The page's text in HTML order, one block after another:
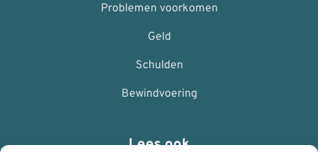
Problemen voorkomen
Geld
Schulden
Bewindvoering
Lees ook